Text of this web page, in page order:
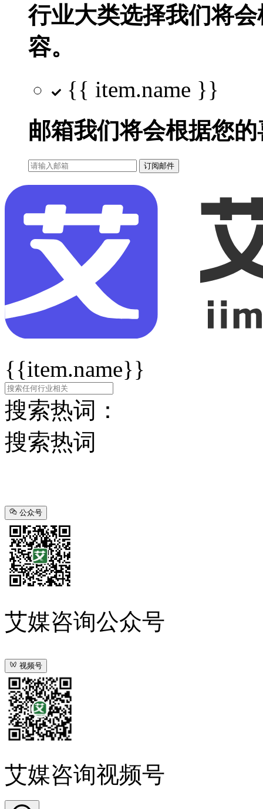
行业大类选择我们将
容。
{{ item.name }}
邮箱我们将会根据您
订阅邮件
{{item.name}}
搜索热词：
搜索热词
公众号
艾媒咨询公众号
视频号
艾媒咨询视频号